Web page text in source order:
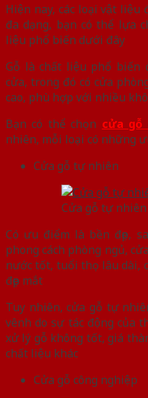
Hiện nay, các loại vật liệu
đa dạng, bạn có thể lựa
liệu phổ biến dưới đây
Gỗ là chất liệu phổ biến
cửa, trong đó có cửa
cao, phù hợp với nhiều
Bạn có thể chọn cửa gỗ
nhiên, mỗi loại có những
Cửa gỗ tự nhiên
Cửa gỗ tự
Có ưu điểm là bền đẹp,
phong cách phòng ngủ,
nước tốt, tuổi thọ lâu dài,
đẹp mắt
Tuy nhiên, cửa gỗ tự
vênh do sự tác động của
xử lý gỗ không tốt, giá
chất liệu khác
Cửa gỗ công nghiệp